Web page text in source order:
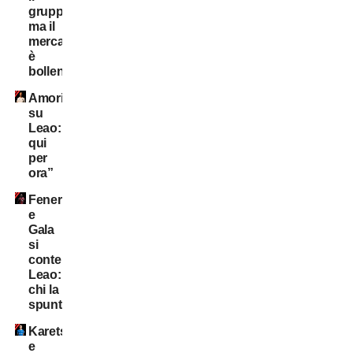
gruppo,
ma il
mercato
è
bollente
Amorim
su
Leao:”Resta
qui
per
ora”
Fener
e
Gala
si
contendono
Leao:
chi la
spunta?
Karetsas
e